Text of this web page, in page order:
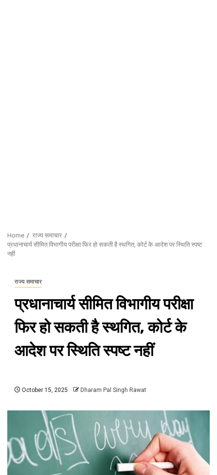
Home
राज्य समाचार
प्रधानाचार्य सीमित विभागीय परीक्षा फिर हो सकती है स्थगित, कोर्ट के आदेश पर स्थिति स्पष्ट
नहीं
राज्य समाचार
प्रधानाचार्य सीमित विभागीय परीक्षा
फिर हो सकती है स्थगित, कोर्ट के
आदेश पर स्थिति स्पष्ट नहीं
October 15, 2025 Dharam Pal Singh Rawat